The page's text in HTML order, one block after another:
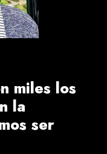
miles los
la
ser